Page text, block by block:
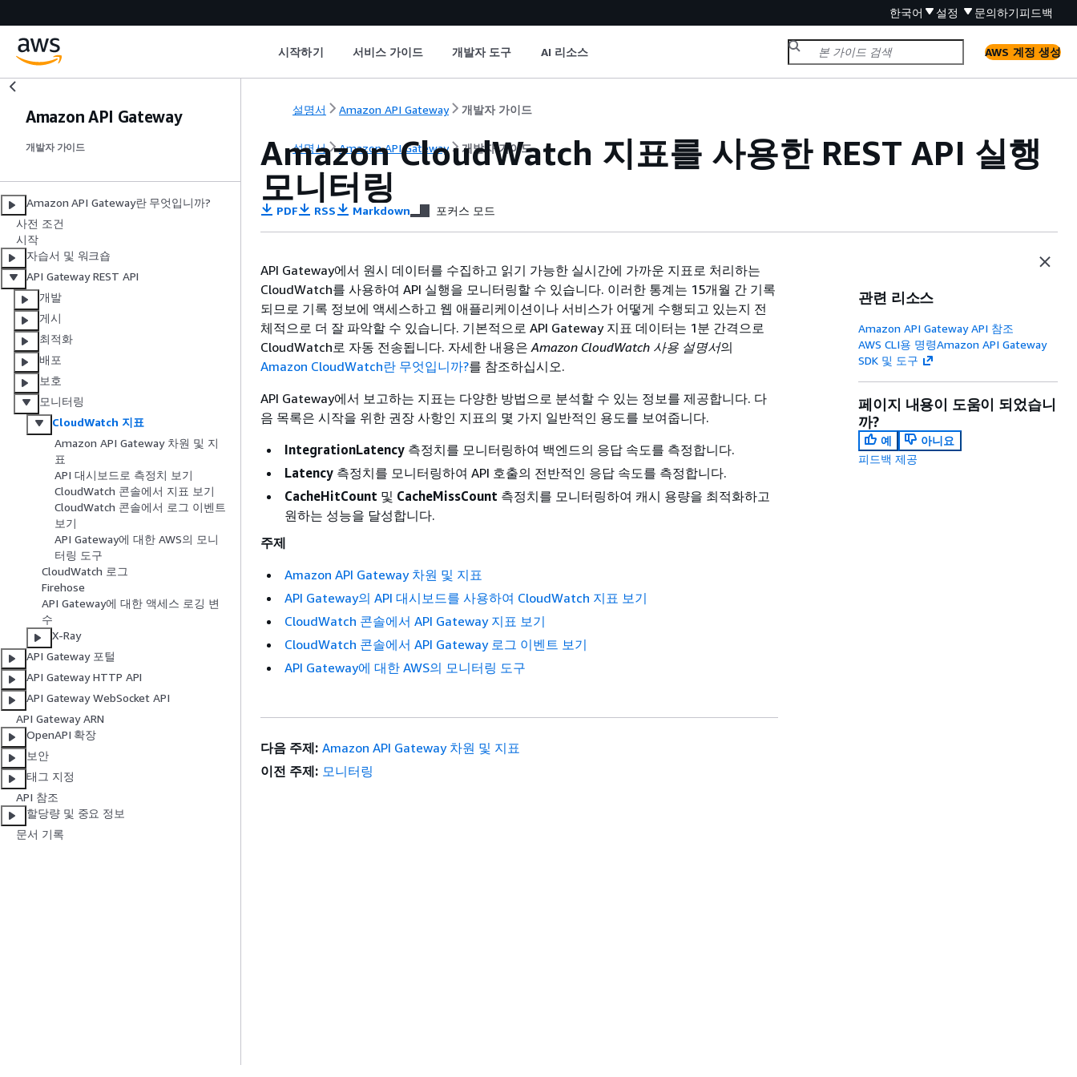
한국어 설정 문의하기피드백
시작하기 서비스 가이드 개발자 도구 AI 리소스 AWS 계정 생성
Amazon API Gateway
개발자 가이드
Amazon API Gateway란 무엇입니까?
사전 조건
시작
자습서 및 워크숍
API Gateway REST API
개발
게시
최적화
배포
보호
모니터링
CloudWatch 지표
Amazon API Gateway 차원 및 지
표
API 대시보드로 측정치 보기
CloudWatch 콘솔에서 지표 보기
CloudWatch 콘솔에서 로그 이벤트
보기
API Gateway에 대한 AWS의 모니
터링 도구
CloudWatch 로그
Firehose
API Gateway에 대한 액세스 로깅 변
수
X-Ray
API Gateway 포털
API Gateway HTTP API
API Gateway WebSocket API
API Gateway ARN
OpenAPI 확장
보안
태그 지정
API 참조
할당량 및 중요 정보
문서 기록
설명서 Amazon API Gateway 개발자 가이드
설명서 Amazon API Gateway 개발자 가이드
Amazon CloudWatch 지표를 사용한 REST API 실행
모니터링
PDF RSS Markdown 포커스 모드
API Gateway에서 원시 데이터를 수집하고 읽기 가능한 실시간에 가까운 지표로 처리하는
CloudWatch를 사용하여 API 실행을 모니터링할 수 있습니다. 이러한 통계는 15개월 간 기록
되므로 기록 정보에 액세스하고 웹 애플리케이션이나 서비스가 어떻게 수행되고 있는지 전
체적으로 더 잘 파악할 수 있습니다. 기본적으로 API Gateway 지표 데이터는 1분 간격으로
CloudWatch로 자동 전송됩니다. 자세한 내용은Amazon CloudWatch 사용 설명서의
Amazon CloudWatch란 무엇입니까?를 참조하십시오.
API Gateway에서 보고하는 지표는 다양한 방법으로 분석할 수 있는 정보를 제공합니다. 다
음 목록은 시작을 위한 권장 사항인 지표의 몇 가지 일반적인 용도를 보여줍니다.
IntegrationLatency 측정치를 모니터링하여 백엔드의 응답 속도를 측정합니다.
Latency 측정치를 모니터링하여 API 호출의 전반적인 응답 속도를 측정합니다.
CacheHitCount 및 CacheMissCount 측정치를 모니터링하여 캐시 용량을 최적화하고
원하는 성능을 달성합니다.
주제
Amazon API Gateway 차원 및 지표
API Gateway의 API 대시보드를 사용하여 CloudWatch 지표 보기
CloudWatch 콘솔에서 API Gateway 지표 보기
CloudWatch 콘솔에서 API Gateway 로그 이벤트 보기
API Gateway에 대한 AWS의 모니터링 도구
관련 리소스
Amazon API Gateway API 참조
AWS CLI용 명령Amazon API Gateway
SDK 및 도구
페이지 내용이 도움이 되었습니
까?
예
아니요
피드백 제공
다음 주제: Amazon API Gateway 차원 및 지표
이전 주제: 모니터링